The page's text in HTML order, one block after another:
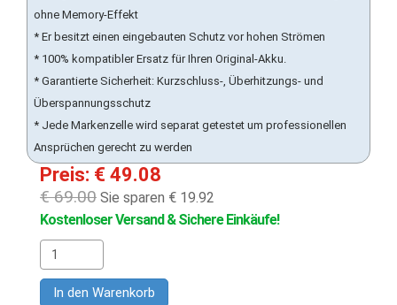
ohne Memory-Effekt
* Er besitzt einen eingebauten Schutz vor hohen Strömen
* 100% kompatibler Ersatz für Ihren Original-Akku.
* Garantierte Sicherheit: Kurzschluss-, Überhitzungs- und
Überspannungsschutz
* Jede Markenzelle wird separat getestet um professionellen
Ansprüchen gerecht zu werden
Preis: € 49.08
€ 69.00 Sie sparen € 19.92
Kostenloser Versand & Sichere Einkäufe!
In den Warenkorb